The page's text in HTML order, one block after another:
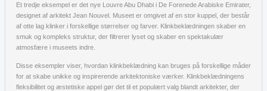
Et tredje eksempel er det nye Louvre Abu Dhabi i De Forenede Arabiske Emirater,
designet af arkitekt Jean Nouvel. Museet er omgivet af en stor kuppel, der består
af otte lag klinker i forskellige størrelser og farver. Klinkbeklædningen skaber en
smuk og kompleks struktur, der filtrerer lyset og skaber en spektakulær
atmosfære i museets indre.
Disse eksempler viser, hvordan klinkbeklædning kan bruges på forskellige måder
for at skabe unikke og inspirerende arkitektoniske værker. Klinkbeklædningens
fleksibilitet og æstetiske appel gør det til et populært valg blandt arkitekter, der